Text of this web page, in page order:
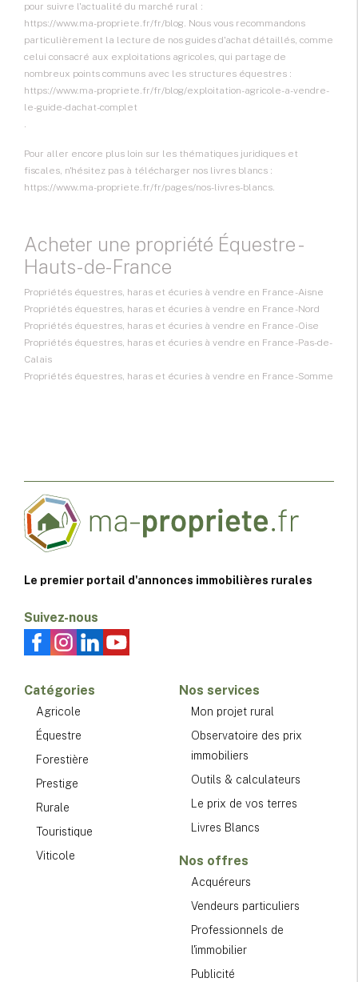
pour suivre l'actualité du marché rural :
https://www.ma-propriete.fr/fr/blog. Nous vous recommandons
particulièrement la lecture de nos guides d'achat détaillés, comme
celui consacré aux exploitations agricoles, qui partage de
nombreux points communs avec les structures équestres :
https://www.ma-propriete.fr/fr/blog/exploitation-agricole-a-vendre-
le-guide-dachat-complet
.
Pour aller encore plus loin sur les thématiques juridiques et
fiscales, n'hésitez pas à télécharger nos livres blancs :
https://www.ma-propriete.fr/fr/pages/nos-livres-blancs.
Acheter une propriété Équestre -
Hauts-de-France
Propriétés équestres, haras et écuries à vendre en France - Aisne
Propriétés équestres, haras et écuries à vendre en France - Nord
Propriétés équestres, haras et écuries à vendre en France - Oise
Propriétés équestres, haras et écuries à vendre en France - Pas-de-
Calais
Propriétés équestres, haras et écuries à vendre en France - Somme
Le premier portail d'annonces immobilières rurales
Suivez-nous
Catégories
Agricole
Équestre
Forestière
Prestige
Rurale
Touristique
Viticole
Nos services
Mon projet rural
Observatoire des prix
immobiliers
Outils & calculateurs
Le prix de vos terres
Livres Blancs
Nos offres
Acquéreurs
Vendeurs particuliers
Professionnels de
l'immobilier
Publicité